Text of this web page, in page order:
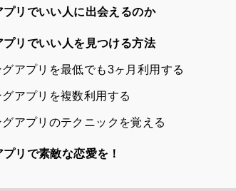
プリでいい人に出会えるのか
プリでいい人を見つける方法
アプリを最低でも3ヶ月利用する
アプリを複数利用する
アプリのテクニックを覚える
リで素敵な恋愛を！